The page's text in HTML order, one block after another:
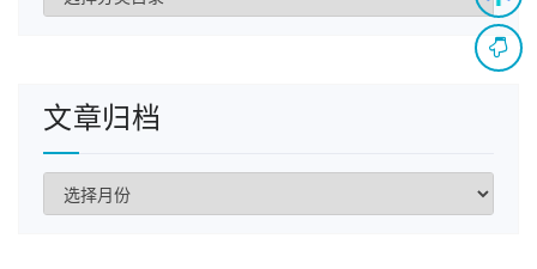
类
文章归档
章